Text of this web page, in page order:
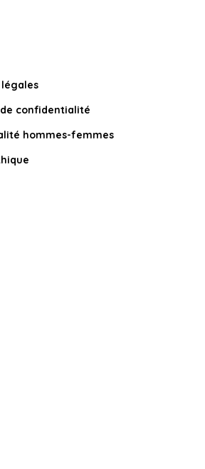
confidentialité
hommes-femmes